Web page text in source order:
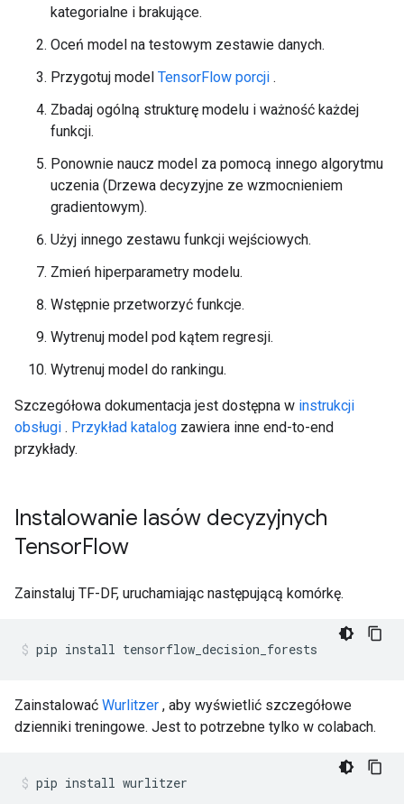
kategorialne i brakujące.
Oceń model na testowym zestawie danych.
Przygotuj model TensorFlow porcji .
Zbadaj ogólną strukturę modelu i ważność każdej
funkcji.
Ponownie naucz model za pomocą innego algorytmu
uczenia (Drzewa decyzyjne ze wzmocnieniem
gradientowym).
Użyj innego zestawu funkcji wejściowych.
Zmień hiperparametry modelu.
Wstępnie przetworzyć funkcje.
Wytrenuj model pod kątem regresji.
Wytrenuj model do rankingu.
Szczegółowa dokumentacja jest dostępna w instrukcji
obsługi . Przykład katalog zawiera inne end-to-end
przykłady.
Instalowanie lasów decyzyjnych
TensorFlow
Zainstaluj TF-DF, uruchamiając następującą komórkę.
pip install tensorflow_decision_forests
Zainstalować Wurlitzer , aby wyświetlić szczegółowe
dzienniki treningowe. Jest to potrzebne tylko w colabach.
pip install wurlitzer